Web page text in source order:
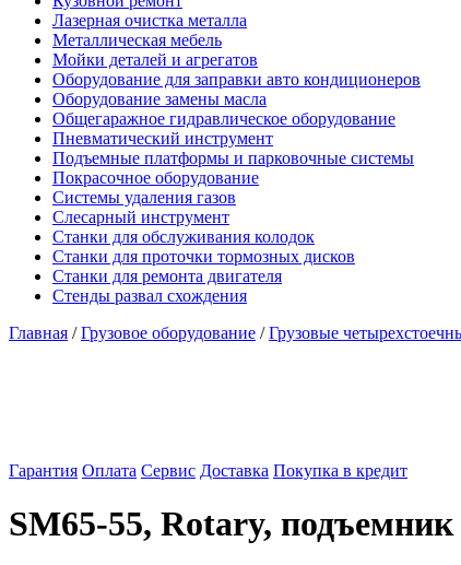
Лазерная очистка металла
Металлическая мебель
Мойки деталей и агрегатов
Оборудование для заправки авто кондиционеров
Оборудование замены масла
Общегаражное гидравлическое оборудование
Пневматический инструмент
Подъемные платформы и парковочные системы
Покрасочное оборудование
Системы удаления газов
Слесарный инструмент
Станки для обслуживания колодок
Станки для проточки тормозных дисков
Станки для ремонта двигателя
Стенды развал схождения
Главная /Грузовое оборудование /Грузовые
Гарантия Оплата Сервис Доставка Покупка в кредит
SM65-55, Rotary,